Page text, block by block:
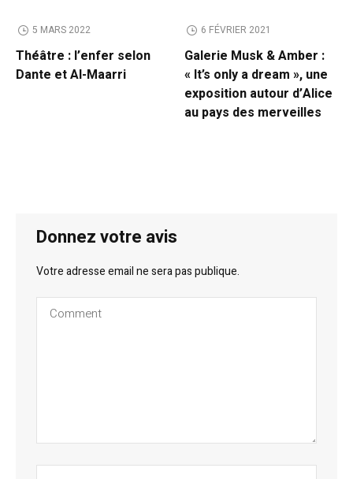
5 MARS 2022
Théâtre : l’enfer selon
Dante et Al-Maarri
6 FÉVRIER 2021
Galerie Musk & Amber :
« It’s only a dream », une
exposition autour d’Alice
au pays des merveilles
Donnez votre avis
Votre adresse email ne sera pas publique.